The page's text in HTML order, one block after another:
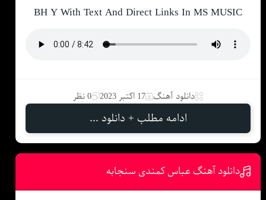
BH Y With Text And Direct Links In MS MUSIC
دانلود آهنگ 17 اکتبر 2023 0 نظر
ادامه مطلب + دانلود ...
دانلود آهنگ عباس کمندی سنجابه